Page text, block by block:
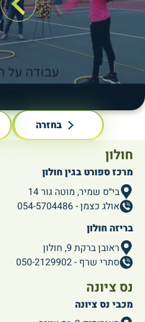
בחזרה
חולון
מרכז ספורט בגין חולון
בי״ס שמיר, מוטה גור 14
אולג כצמן - 054-5704486
בריזה חולון
ראובן ברקת 9, חולון
סתרי שרף - 050-2129902
נס ציונה
מכבי נס ציונה